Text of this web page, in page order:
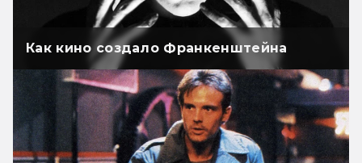
Как кино создало Франкенштейна